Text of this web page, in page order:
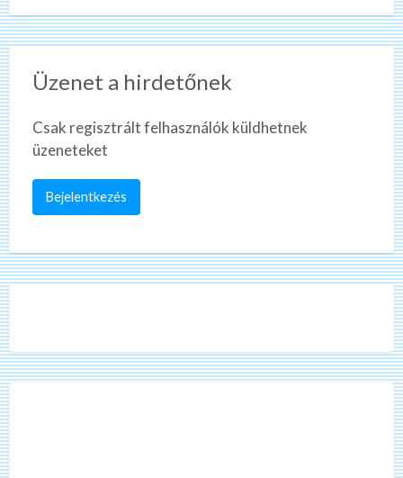
Üzenet a hirdetőnek
Csak regisztrált felhasználók küldhetnek
üzeneteket
Bejelentkezés